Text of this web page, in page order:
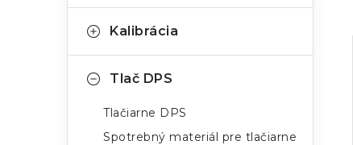
Kalibrácia
Tlač DPS
Tlačiarne DPS
Spotrebný materiál pre tlačiarne